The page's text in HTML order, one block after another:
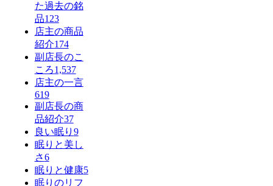
た過去の銘
品123
店主の商品
紹介174
副店長のこ
ころ1,537
店主の一言
619
副店長の商
品紹介37
良い眠り 9
眠りと美し
さ6
眠りと健康5
眠りのリフ